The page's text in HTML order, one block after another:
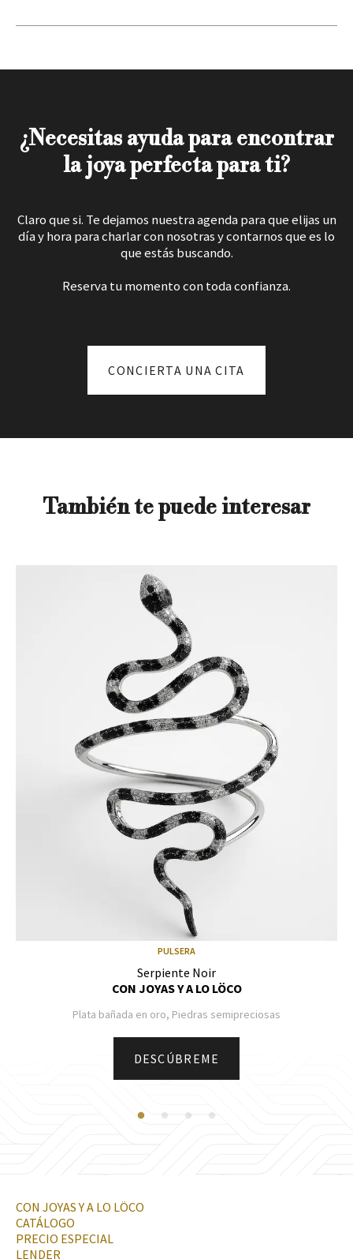
¿Necesitas ayuda para encontrar
la joya perfecta para ti?
Claro que si. Te dejamos nuestra agenda para que elijas un
día y hora para charlar con nosotras y contarnos que es lo
que estás buscando.
Reserva tu momento con toda confianza.
CONCIERTA UNA CITA
También te puede interesar
PULSERA
Serpiente Noir
CON JOYAS Y A LO LÖCO
Plata bañada en oro, Piedras semipreciosas
DESCÚBREME
CON JOYAS Y A LO LÖCO
CATÁLOGO
PRECIO ESPECIAL
LENDER